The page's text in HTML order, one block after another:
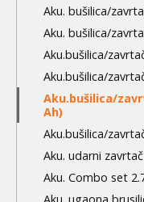
Aku. bušilica/
Aku. bušilica/
Aku.bušilica/
Aku.bušilica/
Aku.bušilica/
Ah)
Aku.bušilica/
Aku. udarni
Aku. Combo set